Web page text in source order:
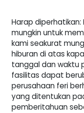
Harap
mungkin untuk
kami seakurat
hiburan di atas
tanggal dan waktu
fasilitas dapat
perusahaan feri
yang ditentukan
pemberitahuan